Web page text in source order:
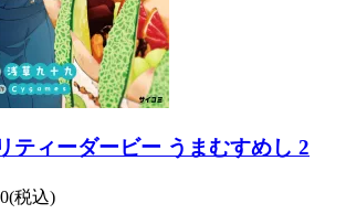
ティーダービー うまむすめし 2
(税込)